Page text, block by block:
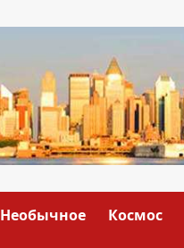
Необычное Космос